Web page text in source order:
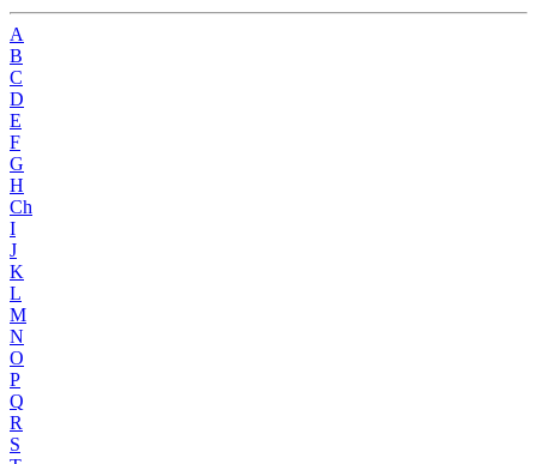
A
B
C
D
E
F
G
H
Ch
I
J
K
L
M
N
O
P
Q
R
S